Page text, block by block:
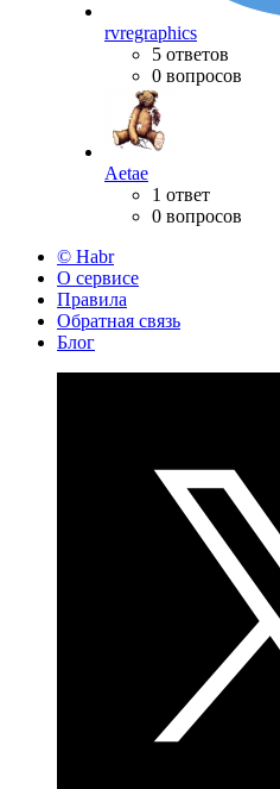
rvregraphics
5 ответов
0 вопросов
Aetae
1 ответ
0 вопросов
© Habr
О сервисе
Правила
Обратная связь
Блог